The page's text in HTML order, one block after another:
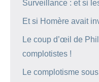
Surveillance : et si
Et si Homère avait
Le coup d’œil de
complotistes !
Le complotisme